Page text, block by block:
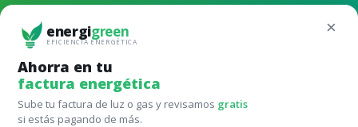
Qué potencia de luz contratar
Calculadora autoconsumo online
Tarifas para Comunidades de vecinos
energigreen
EFICIENCIA ENERGÉTICA
Ahorra en tu
factura energética
Sube tu factura de luz o gas y revisamos gratis
si estás pagando de más.
×